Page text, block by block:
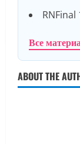
RNFinal
Все
ABOUT THE